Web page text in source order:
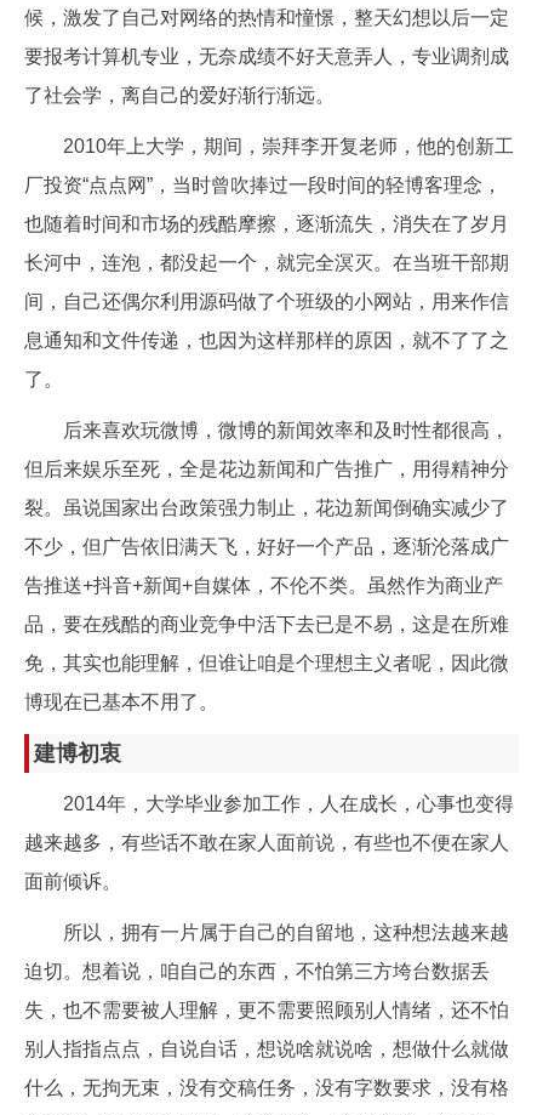
候，激发了自己对网络的热情和憧憬，整天幻想以后一定
要报考计算机专业，无奈成绩不好天意弄人，专业调剂成
了社会学，离自己的爱好渐行渐远。
2010年上大学，期间，崇拜李开复老师，他的创新工
厂投资“点点网”，当时曾吹捧过一段时间的轻博客理念，
也随着时间和市场的残酷摩擦，逐渐流失，消失在了岁月
长河中，连泡，都没起一个，就完全溟灭。在当班干部期
间，自己还偶尔利用源码做了个班级的小网站，用来作信
息通知和文件传递，也因为这样那样的原因，就不了了之
了。
后来喜欢玩微博，微博的新闻效率和及时性都很高，
但后来娱乐至死，全是花边新闻和广告推广，用得精神分
裂。虽说国家出台政策强力制止，花边新闻倒确实减少了
不少，但广告依旧满天飞，好好一个产品，逐渐沦落成广
告推送+抖音+新闻+自媒体，不伦不类。虽然作为商业产
品，要在残酷的商业竞争中活下去已是不易，这是在所难
免，其实也能理解，但谁让咱是个理想主义者呢，因此微
博现在已基本不用了。
建博初衷
2014年，大学毕业参加工作，人在成长，心事也变得
越来越多，有些话不敢在家人面前说，有些也不便在家人
面前倾诉。
所以，拥有一片属于自己的自留地，这种想法越来越
迫切。想着说，咱自己的东西，不怕第三方垮台数据丢
失，也不需要被人理解，更不需要照顾别人情绪，还不怕
别人指指点点，自说自话，想说啥就说啥，想做什么就做
什么，无拘无束，没有交稿任务，没有字数要求，没有格